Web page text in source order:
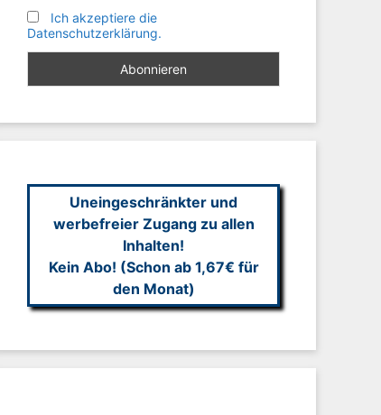
Ich akzeptiere die
Datenschutzerklärung.
Uneingeschränkter und
werbefreier Zugang zu allen
Inhalten!
Kein Abo! (Schon ab 1,67€ für
den Monat)